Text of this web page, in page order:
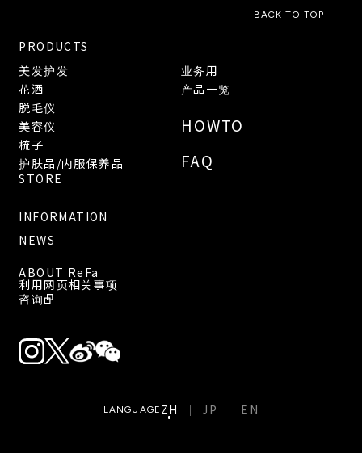
BACK TO TOP
PRODUCTS
美发护发
花洒
脱毛仪
美容仪
梳子
护肤品/内服保养品
业务用
产品一览
HOWTO
FAQ
STORE
INFORMATION
NEWS
ABOUT ReFa
利用网页相关事项
咨询
LANGUAGE ZH JP EN